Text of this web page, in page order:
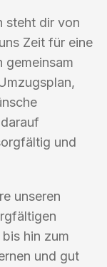
steht dir von
Zeit für eine
gemeinsam
und
unseren
hin zum
und gut